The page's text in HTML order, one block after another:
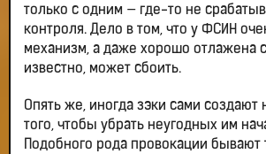
только с одним — где-то не
контроля. Дело в том, что у ФСИН
механизм, а даже хорошо отлажена
известно, может сбоить.
Опять же, иногда зэки сами создают
того, чтобы убрать неугодных им
Подобного рода провокации бывают